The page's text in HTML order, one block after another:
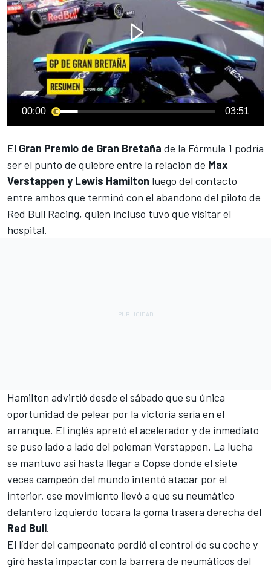
00:00 03:51
El Gran Premio de Gran Bretaña de la Fórmula 1 podría
ser el punto de quiebre entre la relación de Max
Verstappen y Lewis Hamilton luego del contacto
entre ambos que terminó con el abandono del piloto de
Red Bull Racing, quien incluso tuvo que visitar el
hospital.
Hamilton advirtió desde el sábado que su única
oportunidad de pelear por la victoria sería en el
arranque. El inglés apretó el acelerador y de inmediato
se puso lado a lado del poleman Verstappen. La lucha
se mantuvo así hasta llegar a Copse donde el siete
veces campeón del mundo intentó atacar por el
interior, ese movimiento llevó a que su neumático
delantero izquierdo tocara la goma trasera derecha del
Red Bull.
El líder del campeonato perdió el control de su coche y
giró hasta impactar con la barrera de neumáticos del